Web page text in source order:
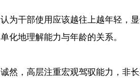
认为干部使用应该越往上越年轻，
单化地理解能力与年龄的关系。
诚然，高层注重宏观驾驭能力，非